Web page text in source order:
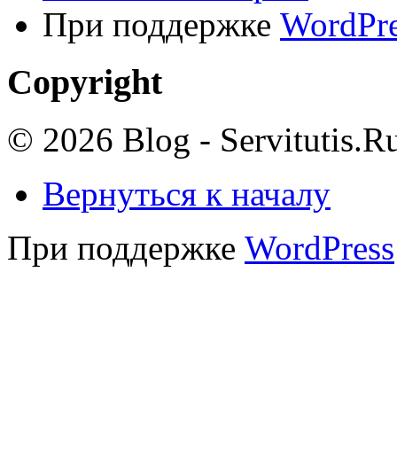
При поддержке
Copyright
© 2026 Blog -
Вернуться к началу
При поддержке WordPress